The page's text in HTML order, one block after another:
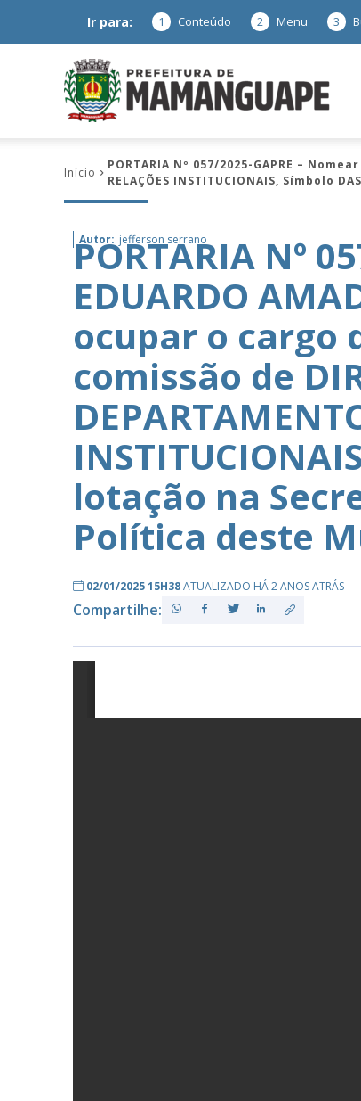
Ir para: 1 Conteúdo 2 Menu 3
de
PB
Início
PORTARIA Nº 057/2025-GAPRE –
RELAÇÕES INSTITUCIONAIS,
Autor: jefferson serrano
PORTARIA Nº
EDUARDO
ocupar o cargo
comissão de
lotação na
Política deste
02/01/2025 15H38ATUALIZADO HÁ 2 ANOS ATRÁS
Compartilhe: